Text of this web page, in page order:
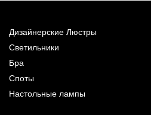
Дизайнерские Люстры
Светильники
Бра
Споты
Настольные лампы